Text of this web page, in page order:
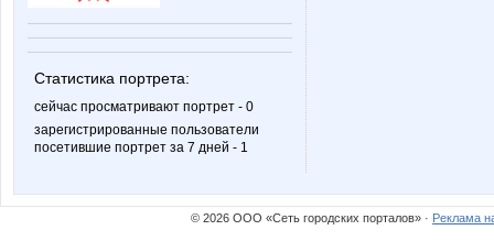
Статистика портрета:
сейчас просматривают портрет - 0
зарегистрированные пользователи
посетившие портрет за 7 дней - 1
© 2026 ООО «Сеть городских порталов» · Реклама